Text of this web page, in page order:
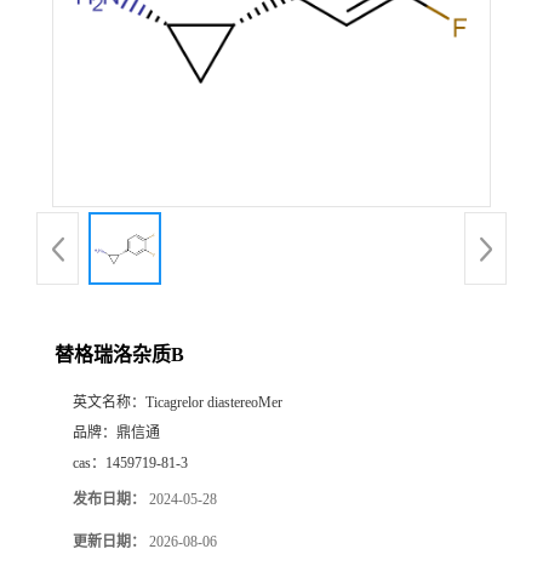
替格瑞洛杂质B
英文名称： Ticagrelor diastereoMer
品牌： 鼎信通
cas： 1459719-81-3
发布日期： 2024-05-28
更新日期： 2026-08-06